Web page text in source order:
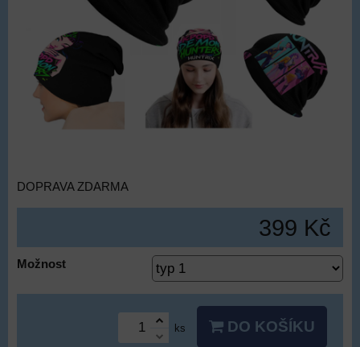
DOPRAVA ZDARMA
399 Kč
Možnost
ks DO KOŠÍKU